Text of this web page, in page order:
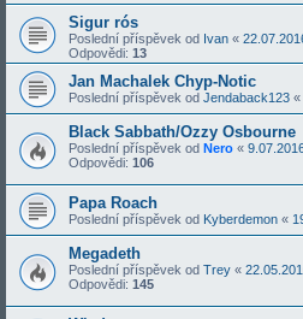
Sigur rós
Poslední příspěvek od Ivan «
Odpovědi: 13
Jan Machalek Chyp-Notic
Poslední příspěvek od Jendaback123 «
Black Sabbath/Ozzy Osbourne
Poslední příspěvek od Nero «
Odpovědi: 106
Papa Roach
Poslední příspěvek od Kyberdemon «
Megadeth
Poslední příspěvek od Trey «
Odpovědi: 145